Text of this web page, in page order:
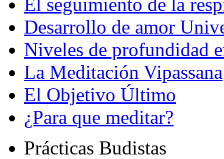
Desarrollo de amor
Niveles de profundidad
La Meditación Vipassana
El Objetivo Último
¿Para que meditar?
Prácticas Budistas